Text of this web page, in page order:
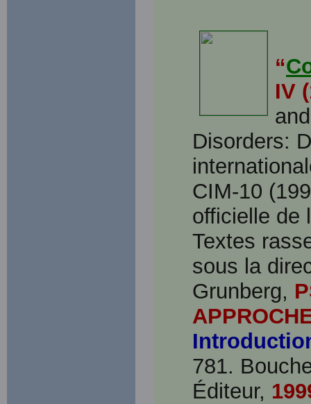
“
IV
Disorders:
CIM-10
officielle de
Textes
sous la
Grunberg,
781.
Éditeur,